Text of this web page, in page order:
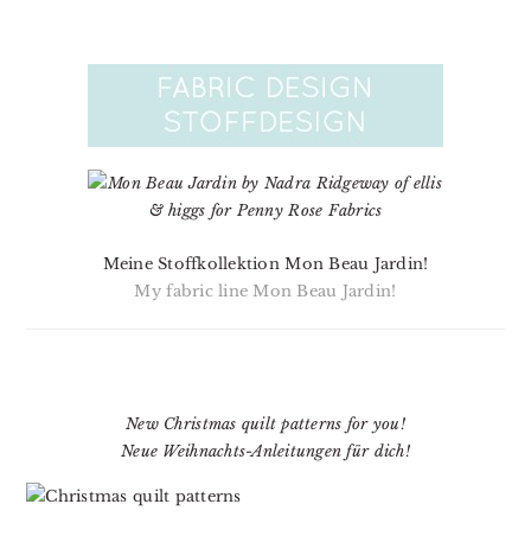
Meine Stoffkollektion Mon Beau Jardin!
My fabric line Mon Beau Jardin!
New Christmas quilt patterns for you!
Neue Weihnachts-Anleitungen für dich!